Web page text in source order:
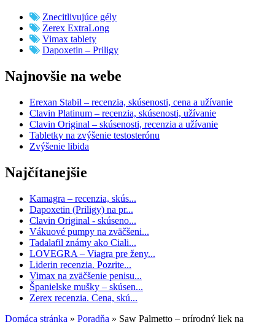
Znecitlivujúce gély
Zerex ExtraLong
Vimax tablety
Dapoxetin – Priligy
Najnovšie na webe
Erexan Stabil – recenzia, skúsenosti, cena a užívanie
Clavin Platinum – recenzia, skúsenosti, užívanie
Clavin Original – skúsenosti, recenzia a užívanie
Tabletky na zvýšenie testosterónu
Zvýšenie libida
Najčítanejšie
Kamagra – recenzia, skús...
Dapoxetin (Priligy) na pr...
Clavin Original - skúseno...
Vákuové pumpy na zväčšeni...
Tadalafil známy ako Ciali...
LOVEGRA – Viagra pre ženy...
Liderin recenzia. Pozrite...
Vimax na zväčšenie penisu...
Španielske mušky – skúsen...
Zerex recenzia. Cena, skú...
Domáca stránka » Poradňa » Saw Palmetto – prírodný liek na